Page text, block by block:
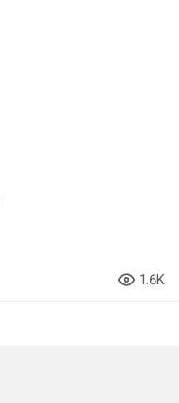
1.6K